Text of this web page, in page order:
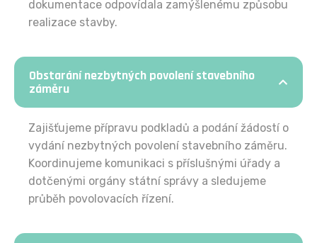
dokumentace odpovídala zamýšlenému způsobu
realizace stavby.
Obstarání nezbytných povolení stavebního
záměru
Zajišťujeme přípravu podkladů a podání žádostí o
vydání nezbytných povolení stavebního záměru.
Koordinujeme komunikaci s příslušnými úřady a
dotčenými orgány státní správy a sledujeme
průběh povolovacích řízení.